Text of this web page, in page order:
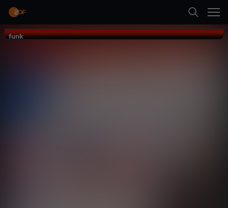
Suche
funk
Auf Klo
funk